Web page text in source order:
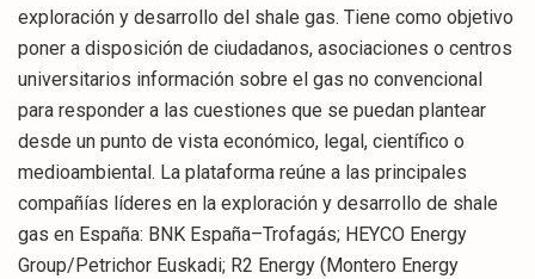
exploración y desarrollo del shale gas. Tiene como objetivo
poner a disposición de ciudadanos, asociaciones o centros
universitarios información sobre el gas no convencional
para responder a las cuestiones que se puedan plantear
desde un punto de vista económico, legal, científico o
medioambiental. La plataforma reúne a las principales
compañías líderes en la exploración y desarrollo de shale
gas en España: BNK España–Trofagás; HEYCO Energy
Group/Petrichor Euskadi; R2 Energy (Montero Energy